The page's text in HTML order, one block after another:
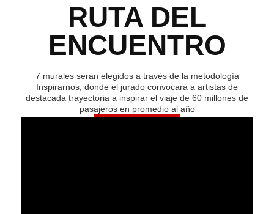
RUTA DEL
ENCUENTRO
7 murales serán elegidos a través de la metodología
Inspirarnos; donde el jurado convocará a artistas de
destacada trayectoria a inspirar el viaje de 60 millones de
pasajeros en promedio al año